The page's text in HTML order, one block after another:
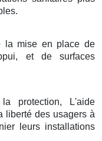
la mise en place de
et de surfaces
protection, L'aide
liberté des usagers à
leurs installations